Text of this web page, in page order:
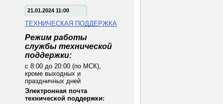
21.01.2024 11:00
ТЕХНИЧЕСКАЯ ПОДДЕРЖКА
Режим работы
службы технической
поддержки:
с 8:00 до 20:00 (по МСК),
кроме выходных и
праздничных дней
Электронная почта
технической поддержки: